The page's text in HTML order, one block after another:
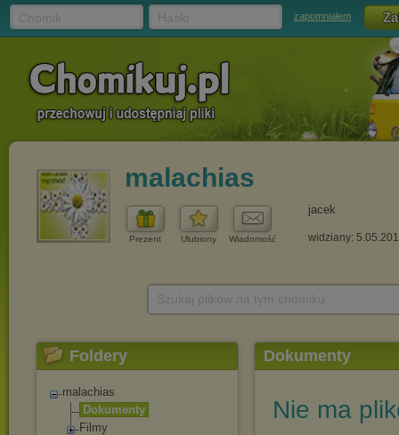
zapomniałem
malachias
Prezent Ulubiony Wiadomość
jacek
widziany:
Foldery
malachias
Dokumenty
Filmy
Dokumenty
Nie ma